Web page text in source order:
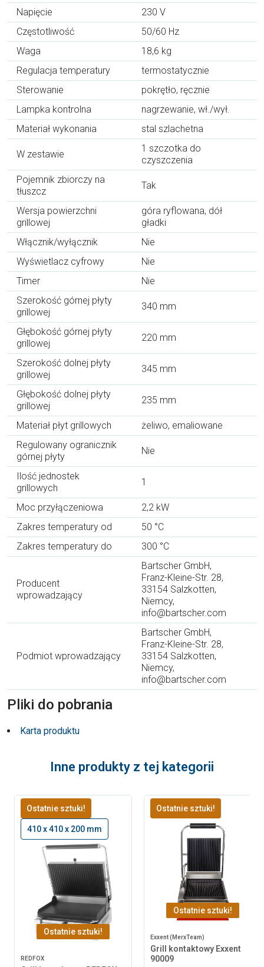
Napięcie
230 V
Częstotliwość
50/60 Hz
Waga
18,6 kg
Regulacja temperatury
termostatycznie
Sterowanie
pokrętło, ręcznie
Lampka kontrolna
nagrzewanie, wł./wył.
Materiał wykonania
stal szlachetna
W zestawie
1 szczotka do
czyszczenia
Pojemnik zbiorczy na
tłuszcz
Tak
Wersja powierzchni
grillowej
góra ryflowana, dół
gładki
Włącznik/wyłącznik
Nie
Wyświetlacz cyfrowy
Nie
Timer
Nie
Szerokość górnej płyty
grillowej
340 mm
Głębokość górnej płyty
grillowej
220 mm
Szerokość dolnej płyty
grillowej
345 mm
Głębokość dolnej płyty
grillowej
235 mm
Materiał płyt grillowych
żeliwo, emaliowane
Regulowany ogranicznik
górnej płyty
Nie
Ilość jednostek
grillowych
1
Moc przyłączeniowa
2,2 kW
Zakres temperatury od
50 °C
Zakres temperatury do
300 °C
Producent
wprowadzający
Bartscher GmbH,
Franz-Kleine-Str. 28,
33154 Salzkotten,
Niemcy,
info@bartscher.com
Podmiot wprowadzający
Bartscher GmbH,
Franz-Kleine-Str. 28,
33154 Salzkotten,
Niemcy,
info@bartscher.com
Pliki do pobrania
Karta produktu
Inne produkty z tej kategorii
Ostatnie sztuki!
410 x 410 x 200 mm
Ostatnie sztuki!
REDFOX
Ostatnie sztuki!
Ostatnie sztuki!
Exxent (MerxTeam)
Grill kontaktowy Exxent
90009